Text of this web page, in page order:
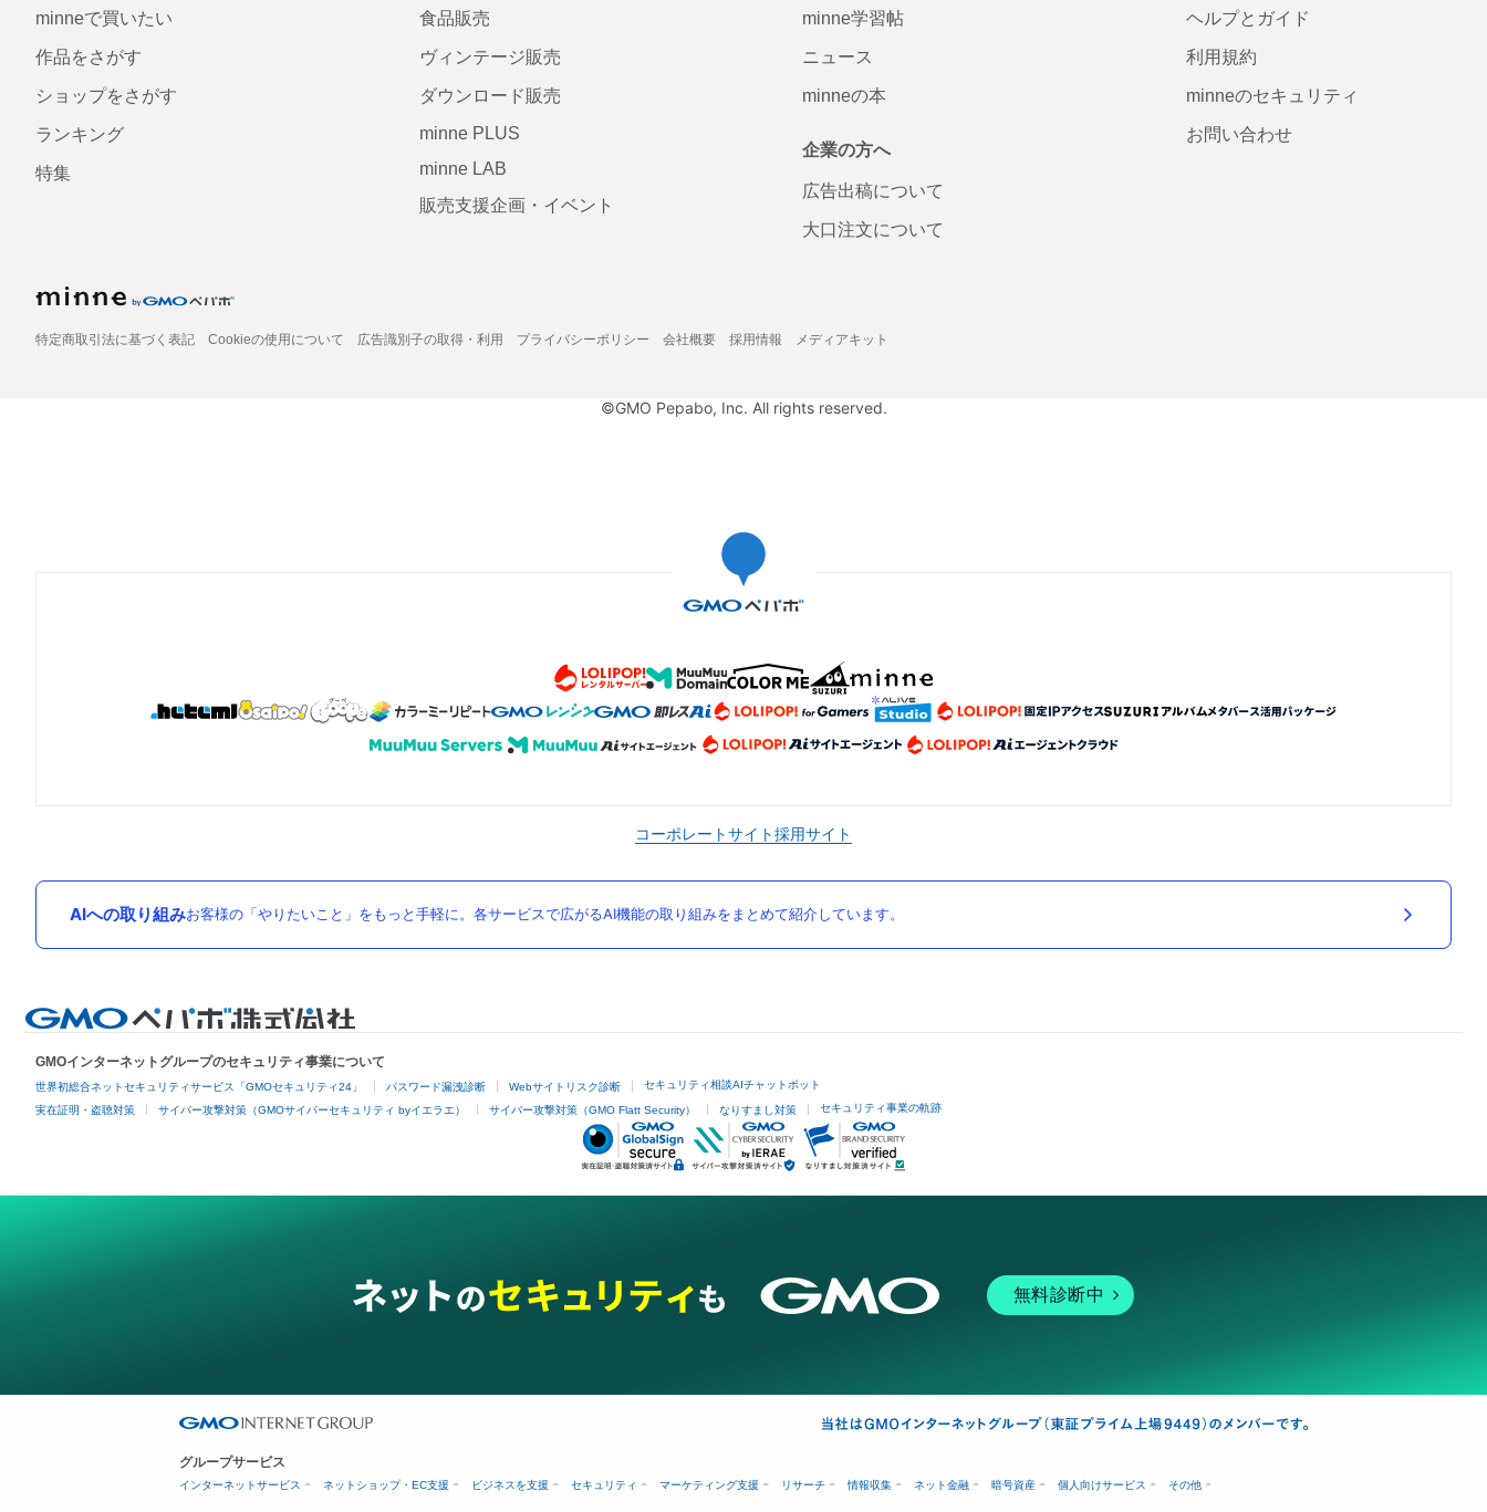
minneで買いたい
作品をさがす
ショップをさがす
ランキング
特集
食品販売
ヴィンテージ販売
ダウンロード販売
minne PLUS
minne LAB
販売支援企画・イベント
minne学習帖
ニュース
minneの本
企業の方へ
広告出稿について
大口注文について
ヘルプとガイド
利用規約
minneのセキュリティ
お問い合わせ
特定商取引法に基づく表記 Cookieの使用について 広告識別子の取得・利用 プライバシーポリシー 会社概要 採用情報 メディアキット
©GMO Pepabo, Inc. All rights reserved.
コーポレートサイト採用サイト
AIへの取り組みお客様の「やりたいこと」をもっと手軽に。各サービスで広がるAI機能の取り組みをまとめて紹介しています。
GMOインターネットグループのセキュリティ事業について
世界初総合ネットセキュリティサービス「GMOセキュリティ24」 パスワード漏洩診断 Webサイトリスク診断 セキュリティ相談AIチャットボット
実在証明・盗聴対策 サイバー攻撃対策（GMOサイバーセキュリティ byイエラエ） サイバー攻撃対策（GMO Flatt Security） なりすまし対策 セキュリティ事業の軌跡
無料診断中
グループサービス
インターネットサービス ネットショップ・EC支援 ビジネスを支援 セキュリティ マーケティング支援 リサーチ 情報収集 ネット金融 暗号資産 個人向けサービス その他